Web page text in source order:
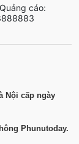
cáo:
Nội cấp ngày
Phunutoday.